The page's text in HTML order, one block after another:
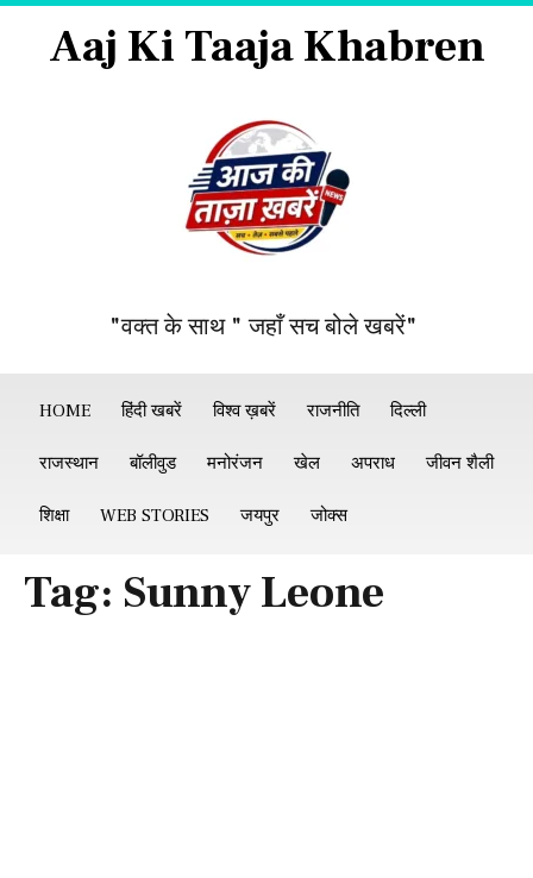
Aaj Ki Taaja Khabren
"वक्त के साथ " जहाँ सच बोले खबरें"
HOME हिंदी खबरें विश्व ख़बरें राजनीति दिल्ली
राजस्थान बॉलीवुड मनोरंजन खेल अपराध जीवन शैली
शिक्षा WEB STORIES जयपुर जोक्स
Tag: Sunny Leone